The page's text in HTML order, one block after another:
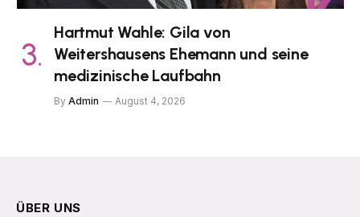
Hartmut Wahle: Gila von
Weitershausens Ehemann und seine
medizinische Laufbahn
By Admin August 4, 2026
ÜBER UNS